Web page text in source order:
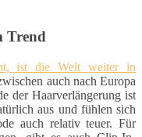
Trend
ist die Welt weiter in
auch nach Europa
der Haarverlängerung ist
aus und fühlen sich
auch relativ teuer. Für